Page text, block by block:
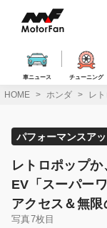
ス
車ニュース チューニング
HOME ホンダ レ
パフォーマンスア
レトロポップ
EV「スーパー
アクセス＆無
写真7枚目